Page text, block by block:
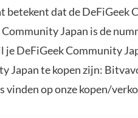
betekent dat de DeFiGeek
Japan is de
je DeFiGeek Community
Japan te kopen zijn:
vinden op onze kopen/